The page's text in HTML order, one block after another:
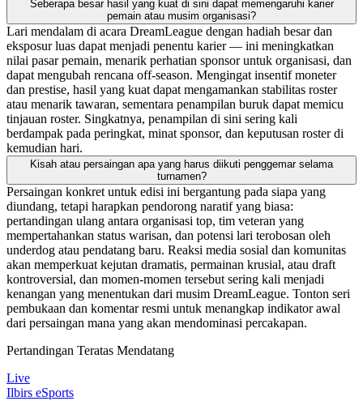
Seberapa besar hasil yang kuat di sini dapat memengaruhi karier
pemain atau musim organisasi?
Lari mendalam di acara DreamLeague dengan hadiah besar dan
eksposur luas dapat menjadi penentu karier — ini meningkatkan
nilai pasar pemain, menarik perhatian sponsor untuk organisasi, dan
dapat mengubah rencana off-season. Mengingat insentif moneter
dan prestise, hasil yang kuat dapat mengamankan stabilitas roster
atau menarik tawaran, sementara penampilan buruk dapat memicu
tinjauan roster. Singkatnya, penampilan di sini sering kali
berdampak pada peringkat, minat sponsor, dan keputusan roster di
kemudian hari.
Kisah atau persaingan apa yang harus diikuti penggemar selama
turnamen?
Persaingan konkret untuk edisi ini bergantung pada siapa yang
diundang, tetapi harapkan pendorong naratif yang biasa:
pertandingan ulang antara organisasi top, tim veteran yang
mempertahankan status warisan, dan potensi lari terobosan oleh
underdog atau pendatang baru. Reaksi media sosial dan komunitas
akan memperkuat kejutan dramatis, permainan krusial, atau draft
kontroversial, dan momen-momen tersebut sering kali menjadi
kenangan yang menentukan dari musim DreamLeague. Tonton seri
pembukaan dan komentar resmi untuk menangkap indikator awal
dari persaingan mana yang akan mendominasi percakapan.
Pertandingan Teratas Mendatang
Live
Ilbirs eSports